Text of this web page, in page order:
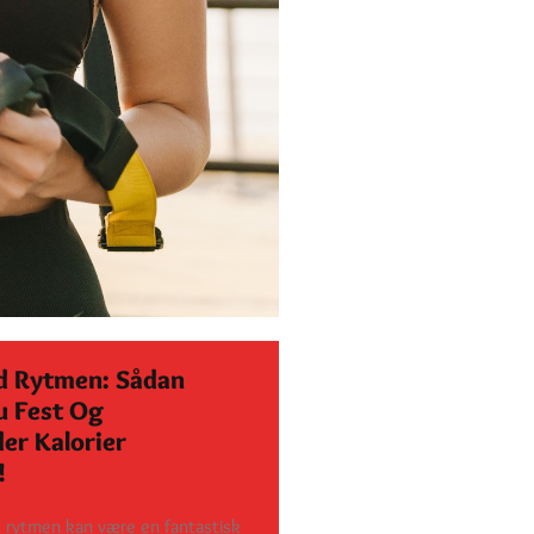
Rytmen: Sådan
Fest Og
Kalorier
kan være en fantastisk